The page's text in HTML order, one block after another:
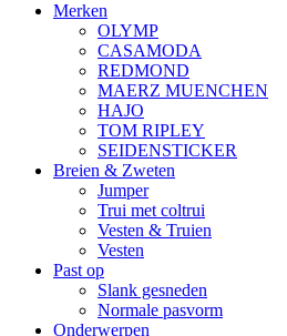
Merken
OLYMP
CASAMODA
REDMOND
MAERZ MUENCHEN
HAJO
TOM RIPLEY
SEIDENSTICKER
Breien & Zweten
Jumper
Trui met coltrui
Vesten & Truien
Vesten
Past op
Slank gesneden
Normale pasvorm
Onderwerpen